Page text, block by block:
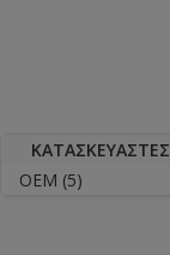
ΚΑΤΑΣΚΕΥΑΣΤΈΣ
OEM (5)